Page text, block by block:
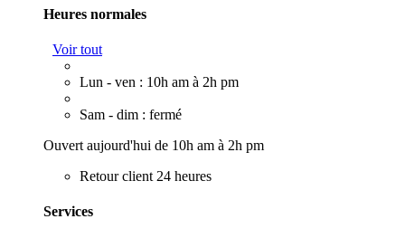
Heures normales
Voir tout
Lun - ven : 10h am à 2h pm
Sam - dim : fermé
Ouvert aujourd'hui de 10h am à 2h pm
Retour client 24 heures
Services